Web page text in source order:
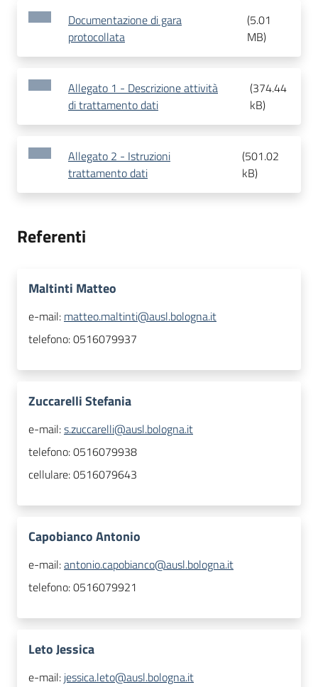
Documentazione di gara
protocollata
(5.01
MB)
Allegato 1 - Descrizione attività
di trattamento dati
(374.44
kB)
Allegato 2 - Istruzioni
trattamento dati
(501.02
kB)
Referenti
Maltinti Matteo
e-mail: matteo.maltinti@ausl.bologna.it
telefono:0516079937
Zuccarelli Stefania
e-mail:s.zuccarelli@ausl.bologna.it
telefono:0516079938
cellulare:0516079643
Capobianco Antonio
e-mail:antonio.capobianco@ausl.bologna.it
telefono:0516079921
Leto Jessica
e-mail: jessica.leto@ausl.bologna.it